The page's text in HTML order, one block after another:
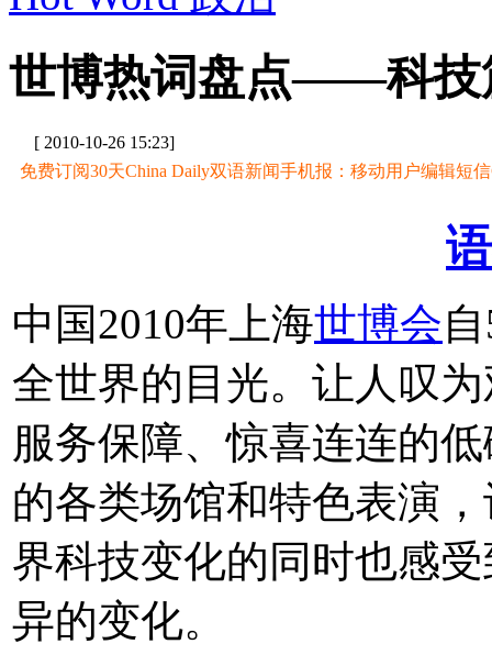
世博热词盘点——科技
[ 2010-10-26 15:23]
免费订阅30天China Daily双语新闻手机报：移动用户编辑短信
中国2010年上海世博会
全世界的目光。让人叹
服务保障、惊喜连连的
的各类场馆和特色表演
界科技变化的同时也感
异的变化。